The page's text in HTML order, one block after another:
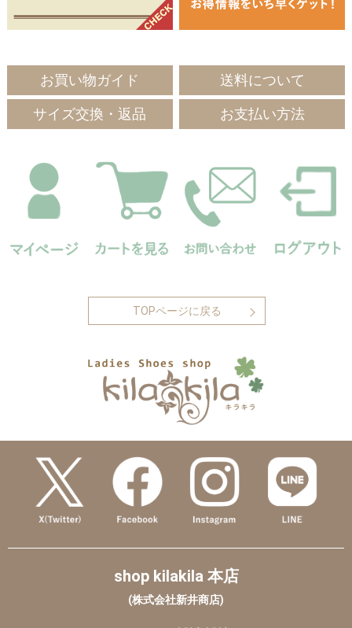
お買い物ガイド 送料について
サイズ交換・返品 お支払い方法
TOPページに戻る
shop kilakila 本店
(株式会社新井商店)